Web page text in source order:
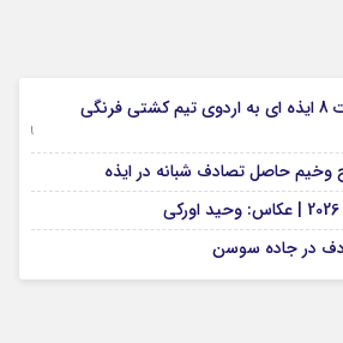
اتفاقی کم‌سابقه؛ دعوت 8 ایذه ای به اردوی تیم کشتی فرنگی
09 جولای 2026